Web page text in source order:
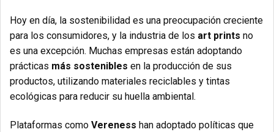
Hoy en día, la sostenibilidad es una preocupación creciente
para los consumidores, y la industria de los art prints no
es una excepción. Muchas empresas están adoptando
prácticas más sostenibles en la producción de sus
productos, utilizando materiales reciclables y tintas
ecológicas para reducir su huella ambiental.
Plataformas como Vereness han adoptado políticas que